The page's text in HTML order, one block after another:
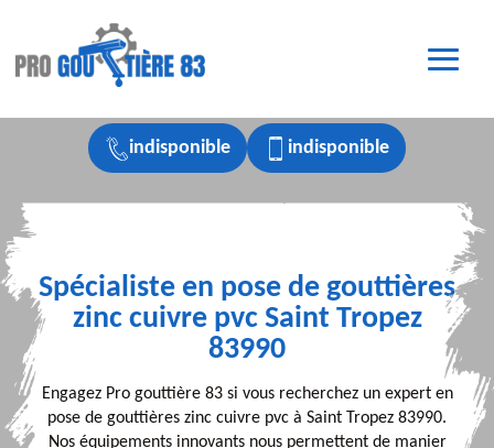
indisponible indisponible
Spécialiste en pose de gouttières
zinc cuivre pvc Saint Tropez
83990
Engagez Pro gouttière 83 si vous recherchez un expert en
pose de gouttières zinc cuivre pvc à Saint Tropez 83990.
Nos équipements innovants nous permettent de manier